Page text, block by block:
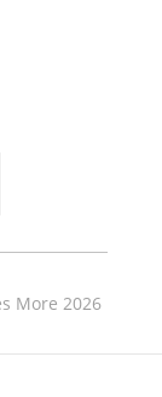
More 2026